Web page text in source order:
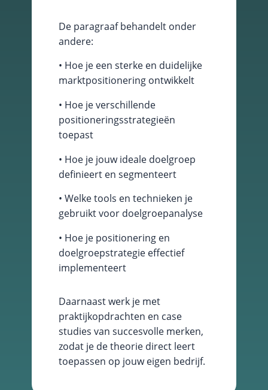
De paragraaf behandelt onder
andere:
• Hoe je een sterke en duidelijke
marktpositionering ontwikkelt
• Hoe je verschillende
positioneringsstrategieën
toepast
• Hoe je jouw ideale doelgroep
definieert en segmenteert
• Welke tools en technieken je
gebruikt voor doelgroepanalyse
• Hoe je positionering en
doelgroepstrategie effectief
implementeert
Daarnaast werk je met
praktijkopdrachten en case
studies van succesvolle merken,
zodat je de theorie direct leert
toepassen op jouw eigen bedrijf.
cookies in
verzamelen
keuzes van
onthouden om
zo de ervaring
te verbeteren
personaliseren.
analytische
cookies in
helpen ons
omgaan met